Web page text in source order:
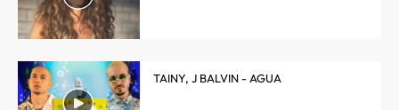
TAINY, J BALVIN - AGUA